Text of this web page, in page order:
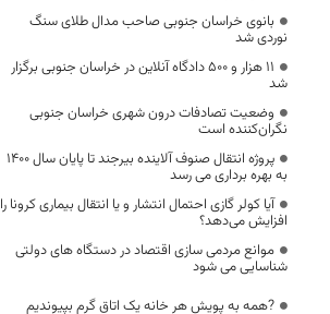
بانوی خراسان جنوبی صاحب مدال طلای سنگ
نوردی شد
۱۱ هزار و ۵۰۰ دادگاه آنلاین در خراسان جنوبی برگزار
شد
️وضعیت تصادفات درون شهری خراسان جنوبی
نگران‌کننده است
پروژه انتقال صنوف آلاینده بیرجند تا پایان سال 1400
به بهره برداری می رسد
آیا کولر گازی احتمال انتشار و یا انتقال بیماری کرونا را
افزایش می‌دهد؟
موانع مردمی سازی اقتصاد در دستگاه های دولتی
شناسایی می شود
?همه به پویش هر خانه یک اتاق گرم بپیوندیم